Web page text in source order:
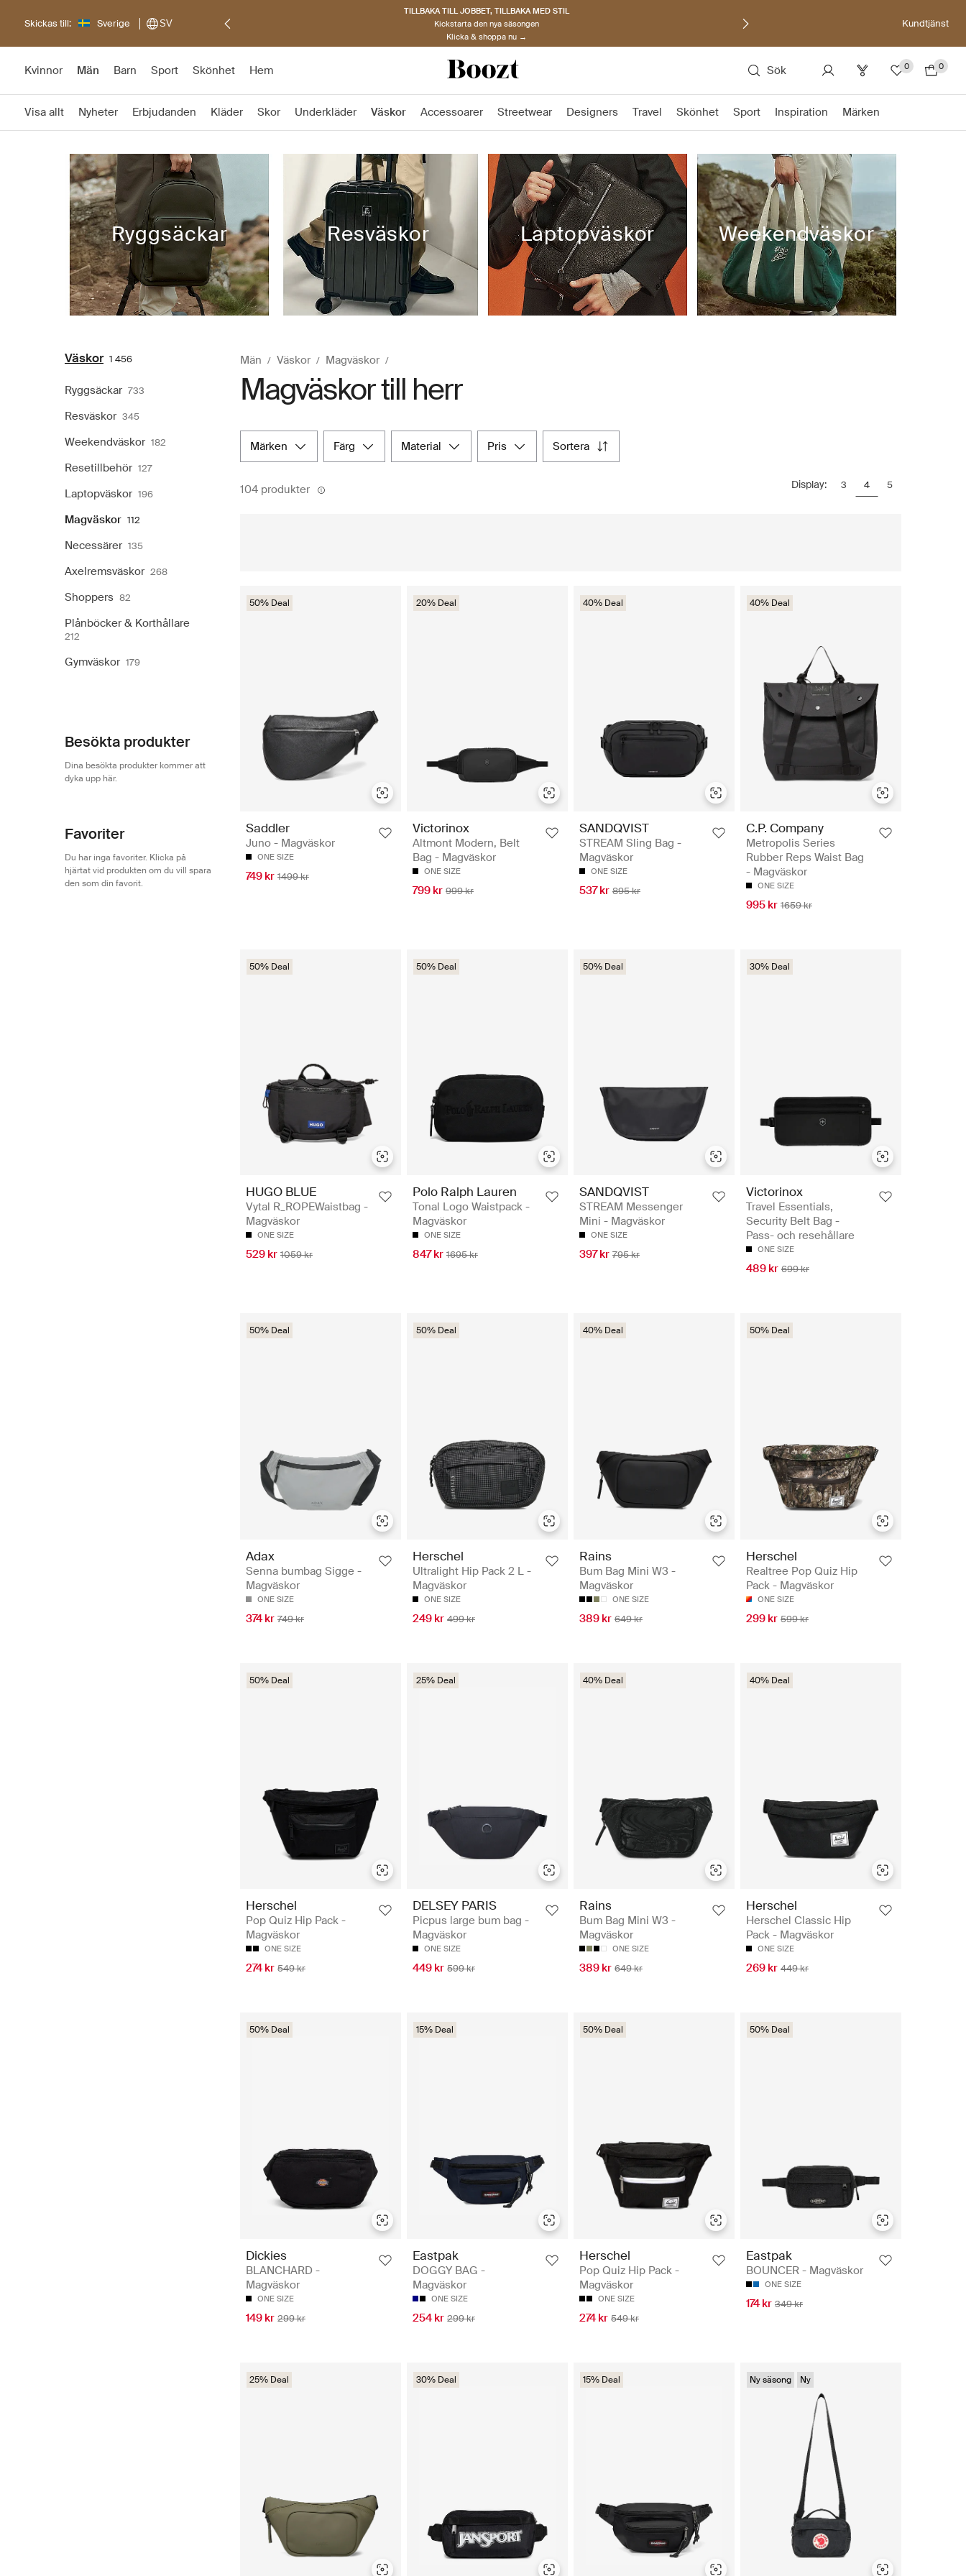
Skickas till: Sverige SV
TILLBAKA TILL JOBBET, TILLBAKA MED STIL
Kickstarta den nya säsongen
Klicka & shoppa nu →
Kundtjänst
Kvinnor Män Barn Sport Skönhet Hem Sök 0 0
Visa allt Nyheter Erbjudanden Kläder Skor Underkläder Väskor Accessoarer Streetwear Designers Travel Skönhet Sport Inspiration Märken
Ryggsäckar Resväskor Laptopväskor Weekendväskor
Väskor 1 456
Ryggsäckar 733
Resväskor 345
Weekendväskor 182
Resetillbehör 127
Laptopväskor 196
Magväskor 112
Necessärer 135
Axelremsväskor 268
Shoppers 82
Plånböcker & Korthållare
212
Gymväskor 179
Besökta produkter
Dina besökta produkter kommer att
dyka upp här.
Favoriter
Du har inga favoriter. Klicka på
hjärtat vid produkten om du vill spara
den som din favorit.
Män Väskor Magväskor
Magväskor till herr
märken färg material pris sortera
104 produkter Display: 3 4 5
50% Deal
Saddler
Juno - Magväskor
ONE SIZE
749 kr 1499 kr
20% Deal
Victorinox
Altmont Modern, Belt
Bag - Magväskor
ONE SIZE
799 kr 999 kr
40% Deal
SANDQVIST
STREAM Sling Bag -
Magväskor
ONE SIZE
537 kr 895 kr
40% Deal
C.P. Company
Metropolis Series
Rubber Reps Waist Bag
- Magväskor
ONE SIZE
995 kr 1659 kr
50% Deal
HUGO BLUE
Vytal R_ROPEWaistbag -
Magväskor
ONE SIZE
529 kr 1059 kr
50% Deal
Polo Ralph Lauren
Tonal Logo Waistpack -
Magväskor
ONE SIZE
847 kr 1695 kr
50% Deal
SANDQVIST
STREAM Messenger
Mini - Magväskor
ONE SIZE
397 kr 795 kr
30% Deal
Victorinox
Travel Essentials,
Security Belt Bag -
Pass- och resehållare
ONE SIZE
489 kr 699 kr
50% Deal
Adax
Senna bumbag Sigge -
Magväskor
ONE SIZE
374 kr 749 kr
50% Deal
Herschel
Ultralight Hip Pack 2 L -
Magväskor
ONE SIZE
249 kr 499 kr
40% Deal
Rains
Bum Bag Mini W3 -
Magväskor
ONE SIZE
389 kr 649 kr
50% Deal
Herschel
Realtree Pop Quiz Hip
Pack - Magväskor
ONE SIZE
299 kr 599 kr
50% Deal
Herschel
Pop Quiz Hip Pack -
Magväskor
ONE SIZE
274 kr 549 kr
25% Deal
DELSEY PARIS
Picpus large bum bag -
Magväskor
ONE SIZE
449 kr 599 kr
40% Deal
Rains
Bum Bag Mini W3 -
Magväskor
ONE SIZE
389 kr 649 kr
40% Deal
Herschel
Herschel Classic Hip
Pack - Magväskor
ONE SIZE
269 kr 449 kr
50% Deal
Dickies
BLANCHARD -
Magväskor
ONE SIZE
149 kr 299 kr
15% Deal
Eastpak
DOGGY BAG -
Magväskor
ONE SIZE
254 kr 299 kr
50% Deal
Herschel
Pop Quiz Hip Pack -
Magväskor
ONE SIZE
274 kr 549 kr
50% Deal
Eastpak
BOUNCER - Magväskor
ONE SIZE
174 kr 349 kr
25% Deal 30% Deal 15% Deal Ny säsong Ny